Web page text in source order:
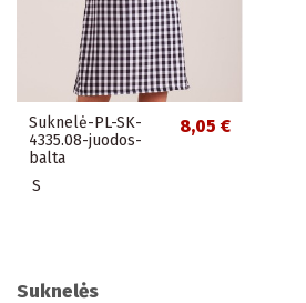
Suknelė-PL-SK-
4335.08-juodos-
balta
8,05 €
S
Suknelės